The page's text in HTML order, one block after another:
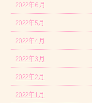
2022年6月
2022年5月
2022年4月
2022年3月
2022年2月
2022年1月